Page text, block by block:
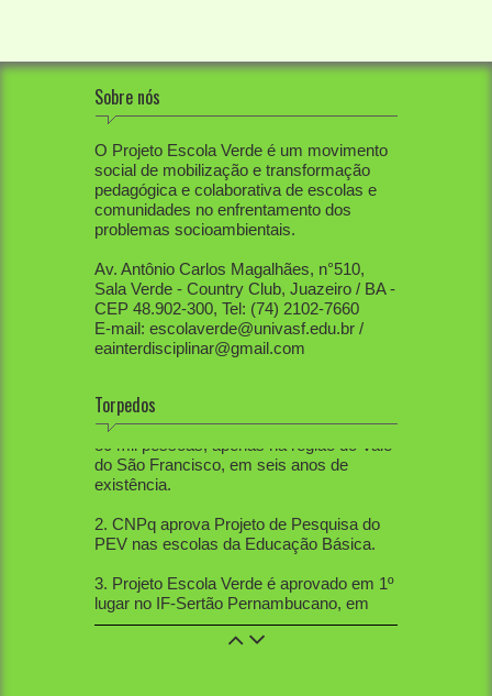
Sobre nós
O Projeto Escola Verde é um movimento
social de mobilização e transformação
pedagógica e colaborativa de escolas e
comunidades no enfrentamento dos
problemas socioambientais.
Av. Antônio Carlos Magalhães, n°510,
Sala Verde - Country Club, Juazeiro / BA -
CEP 48.902-300, Tel: (74) 2102-7660
E-mail: escolaverde@univasf.edu.br /
eainterdisciplinar@gmail.com
Torpedos
1. PEV já mobilizou diretamente mais de
80 mil pessoas, apenas na região do Vale
do São Francisco, em seis anos de
existência.
PEV nas escolas da Educação Básica.
lugar no IF-Sertão Pernambucano, em
Edital de Extensão.
4. PEV aprovou 12 trabalhos na Mostra